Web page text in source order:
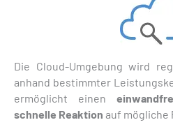
Die Cloud-Umgebung wird
anhand bestimmter
ermöglicht einen
schnelle Reaktion auf mögliche